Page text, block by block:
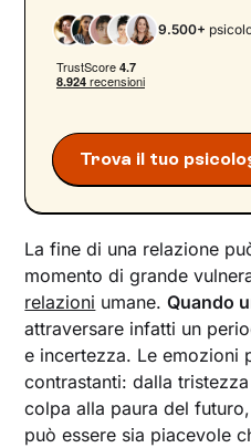
Quanto tempo serve
Come capire se
Chiedere aiuto dopo
Trova il tuo
9.500+
La fine di una relazione
momento di grande
relazioni umane.Quando
attraversare infatti un
e incertezza. Le emozioni
contrastanti: dalla
colpa alla paura del
può essere sia piacevole